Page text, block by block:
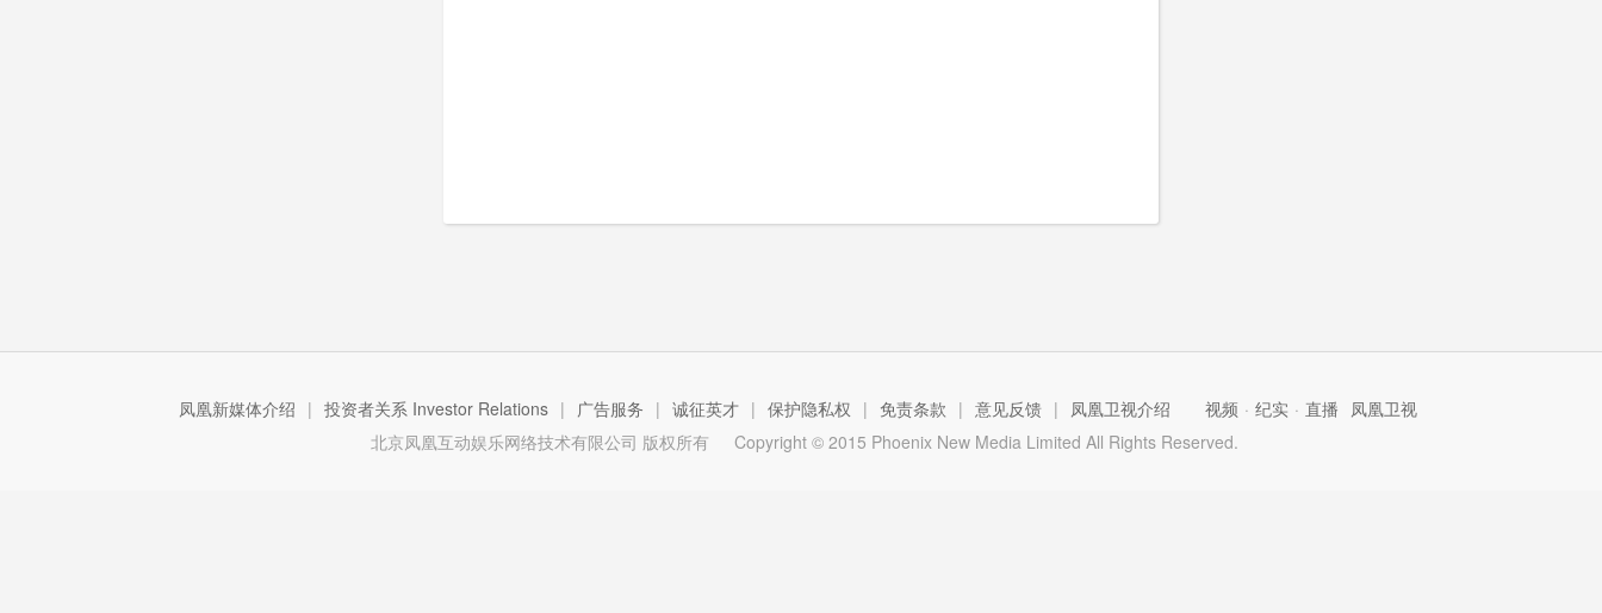
凤凰新媒体介绍 | 投资者关系 Investor Relations | 广告服务 | 诚征英才 | 保护隐私权 | 免责条款 | 意见反馈 | 凤凰卫视介绍 视频 · 纪实 · 直播 凤凰卫视
北京凤凰互动娱乐网络技术有限公司 版权所有
Copyright © 2015 Phoenix New Media Limited All Rights Reserved.